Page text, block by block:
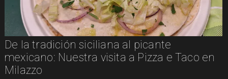
Un paseo matutino por Venecia